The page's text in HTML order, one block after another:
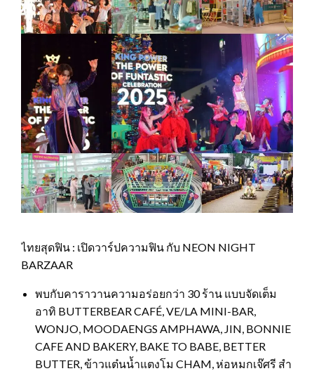
ไทยสุดฟิน : เปิดวาร์ปความฟิน กับ NEON NIGHT
BARZAAR
พบกับคาราวานความอร่อยกว่า 30 ร้าน แบบจัดเต็ม
อาทิ BUTTERBEAR CAFÉ, VE/LA MINI-BAR,
WONJO, MOODAENGS AMPHAWA, JIN, BONNIE
CAFE AND BAKERY, BAKE TO BABE, BETTER
BUTTER, ข้าวแต๋นน้ำแตงโม CHAM, ห่อหมกเจ๊ศรี สำ